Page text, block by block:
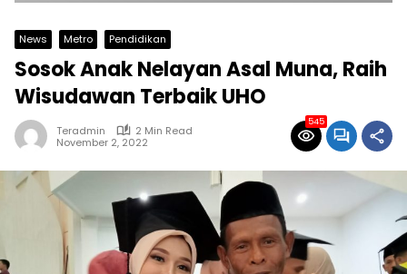
News Metro Pendidikan
Sosok Anak Nelayan Asal Muna, Raih
Wisudawan Terbaik UHO
Teradmin
2 Min Read
November 2, 2022
545